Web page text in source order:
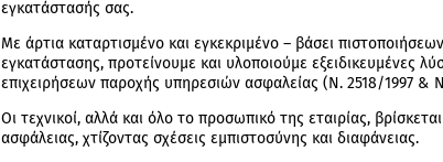
εγκατάστασής σας.
Με άρτια καταρτισμένο και εγκεκριμένο – βάσει
εγκατάστασης, προτείνουμε και υλοποιούμε εξειδικευμένες
επιχειρήσεων παροχής υπηρεσιών ασφαλείας (Ν. 2518/1997 &
Οι τεχνικοί, αλλά και όλο το προσωπικό της εταιρίας,
ασφάλειας, χτίζοντας σχέσεις εμπιστοσύνης και διαφάνειας.